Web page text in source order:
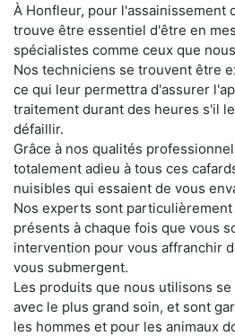
À Honfleur, pour l'assainissement
trouve être essentiel d'être en
spécialistes comme ceux que
Nos techniciens se trouvent être
ce qui leur permettra d'assurer
traitement durant des heures s'il
défaillir.
Grâce à nos qualités
totalement adieu à tous ces
nuisibles qui essaient de vous
Nos experts sont
présents à chaque fois que vous
intervention pour vous affranchir
vous submergent.
Les produits que nous utilisons
avec le plus grand soin, et sont
les hommes et pour les animaux